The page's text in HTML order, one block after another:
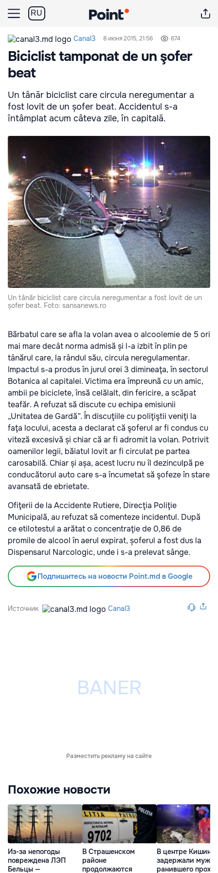
RU
Canal3 8 июня 2015, 21:56 674
Biciclist tamponat de un şofer
beat
Un tânăr biciclist care circula neregumentar a
fost lovit de un șofer beat. Accidentul s-a
întâmplat acum câteva zile, în capitală.
Un tânăr biciclist care circula neregumentar a fost lovit de un
șofer beat. Foto: sansanews.ro
Bărbatul care se afla la volan avea o alcoolemie de 5 ori
mai mare decât norma admisă și l-a izbit în plin pe
tânărul care, la rândul său, circula neregulamentar.
Impactul s-a produs în jurul orei 3 dimineaţa, în sectorul
Botanica al capitalei. Victima era împreună cu un amic,
ambii pe biciclete, însă celălalt, din fericire, a scăpat
teafăr. A refuzat să discute cu echipa emisiunii
„Unitatea de Gardă”. În discuţiile cu poliţiştii veniţi la
faţa locului, acesta a declarat că şoferul ar fi condus cu
viteză excesivă și chiar că ar fi adromit la volan. Potrivit
oamenilor legii, băiatul lovit ar fi circulat pe partea
carosabilă. Chiar și așa, acest lucru nu îl dezinculpă pe
conducătorul auto care s-a încumetat să şofeze în stare
avansată de ebrietate.
Ofiţerii de la Accidente Rutiere, Direcţia Poliţie
Municipală, au refuzat să comenteze incidentul. După
ce etilotestul a arătat o concentraţie de 0,86 de
promile de alcool în aerul expirat, șoferul a fost dus la
Dispensarul Narcologic, unde i s-a prelevat sânge.
Подпишитесь на новости Point.md в Google
Источник Canal3
Разместить рекламу на сайте
Похожие новости
Из-за непогоды
повреждена ЛЭП
Бельцы —
В Страшенском
районе
продолжаются
В центре
задержали
ранившего